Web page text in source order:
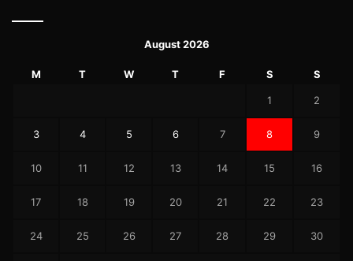
August 2026
M T W T F S S
1 2
3 4 5 6 7 8 9
10 11 12 13 14 15 16
17 18 19 20 21 22 23
24 25 26 27 28 29 30